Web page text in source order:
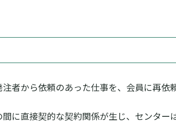
者から依頼のあった仕事を、会員に再依
に直接契的な契約関係が生じ、センタ